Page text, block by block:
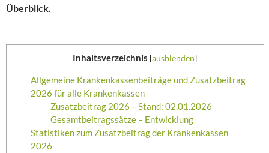
Überblick.
Inhaltsverzeichnis [ausblenden]
Allgemeine Krankenkassenbeiträge und Zusatzbeitrag
2026 für alle Krankenkassen
Zusatzbeitrag 2026 – Stand: 02.01.2026
Gesamtbeitragssätze – Entwicklung
Statistiken zum Zusatzbeitrag der Krankenkassen
2026